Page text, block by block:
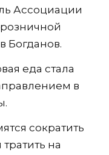
Ассоциации
Богданов.
еда стала
в
сократить
на